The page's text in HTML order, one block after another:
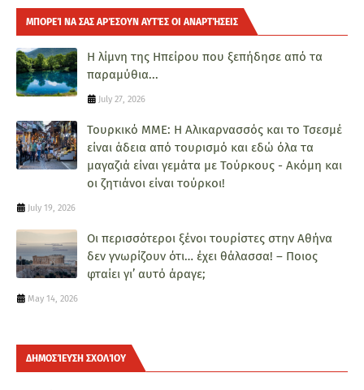
ΜΠΟΡΕΊ ΝΑ ΣΑΣ ΑΡΈΣΟΥΝ ΑΥΤΈΣ ΟΙ ΑΝΑΡΤΉΣΕΙΣ
H λίμνη της Ηπείρου που ξεπήδησε από τα
παραμύθια...
July 27, 2026
Τουρκικό ΜΜΕ: Η Αλικαρνασσός και το Τσεσμέ
είναι άδεια από τουρισμό και εδώ όλα τα
μαγαζιά είναι γεμάτα με Τούρκους - Ακόμη και
οι ζητιάνοι είναι τούρκοι!
July 19, 2026
Οι περισσότεροι ξένοι τουρίστες στην Αθήνα
δεν γνωρίζουν ότι… έχει θάλασσα! – Ποιος
φταίει γι’ αυτό άραγε;
May 14, 2026
ΔΗΜΟΣΊΕΥΣΗ ΣΧΟΛΊΟΥ